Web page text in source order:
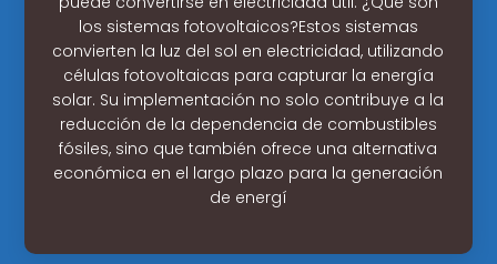
los sistemas fotovoltaicos?Estos sistemas
convierten la luz del sol en electricidad, utilizando
células fotovoltaicas para capturar la energía
solar. Su implementación no solo contribuye a la
reducción de la dependencia de combustibles
fósiles, sino que también ofrece una alternativa
económica en el largo plazo para la generación
de energí